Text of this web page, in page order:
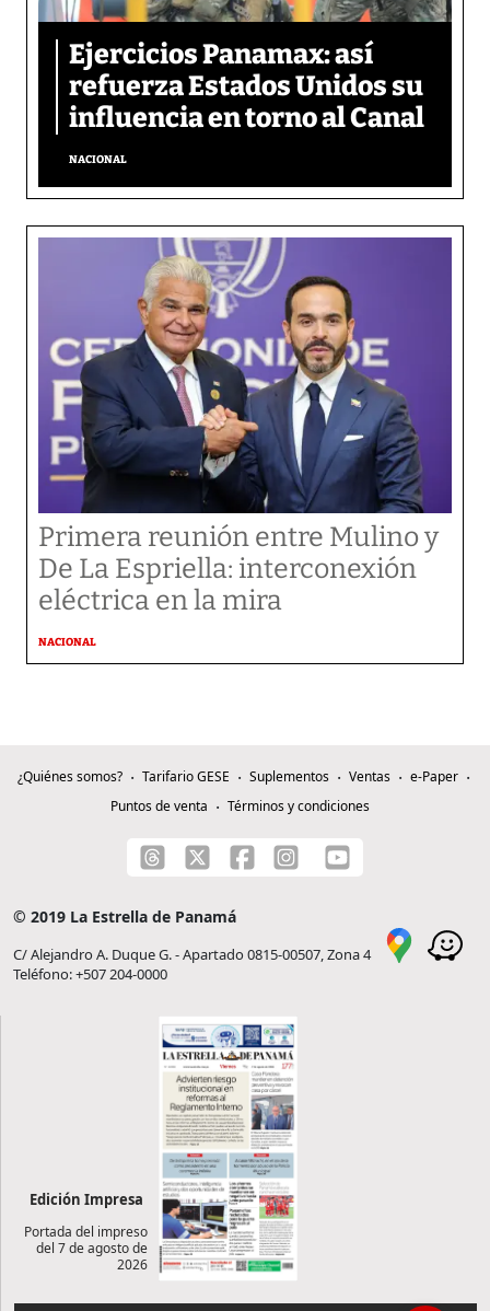
Ejercicios Panamax: así
refuerza Estados Unidos su
influencia en torno al Canal
NACIONAL
Primera reunión entre Mulino y
De La Espriella: interconexión
eléctrica en la mira
NACIONAL
¿Quiénes somos? Tarifario GESE Suplementos Ventas
e-Paper
Puntos de venta
Términos y condiciones
© 2019 La Estrella de Panamá
C/ Alejandro A. Duque G. - Apartado 0815-00507, Zona 4
Teléfono: +507 204-0000
Edición Impresa
Portada del impreso
del 7 de agosto de
2026